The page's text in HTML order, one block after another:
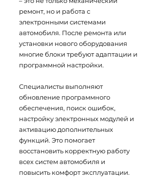
ремонт, но и работа с
электронными системами
автомобиля. После ремонта или
установки нового оборудования
многие блоки требуют адаптации и
программной настройки.
Специалисты выполняют
обновление программного
обеспечения, поиск ошибок,
настройку электронных модулей и
активацию дополнительных
функций. Это помогает
восстановить корректную работу
всех систем автомобиля и
повысить комфорт эксплуатации.